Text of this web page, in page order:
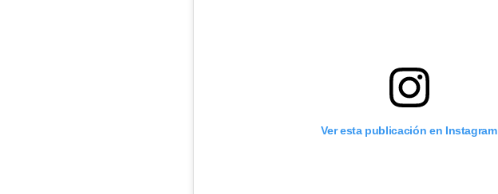
Ver esta publicación en Instagram